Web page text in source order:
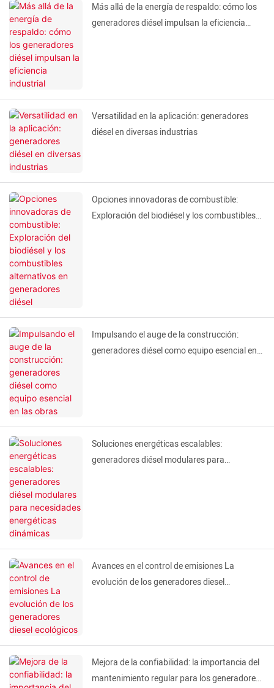
Más allá de la energía de respaldo: cómo los
generadores diésel impulsan la eficiencia
Versatilidad en la aplicación: generadores
diésel en diversas industrias
Opciones innovadoras de combustible:
Exploración del biodiésel y los combustibles
Impulsando el auge de la construcción:
generadores diésel como equipo esencial en
Soluciones energéticas escalables:
generadores diésel modulares para
Avances en el control de emisiones La
evolución de los generadores diesel
Mejora de la confiabilidad: la importancia del
mantenimiento regular para los generadores